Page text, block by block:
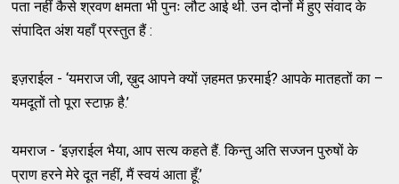
पता नहीं कैसे श्रवण क्षमता भी पुनः लौट आई थी. उन दोनों में हुए संवाद के
संपादित अंश यहाँ प्रस्तुत हैं :
इज़राईल - ‘यमराज जी, ख़ुद आपने क्यों ज़हमत फ़रमाई? आपके मातहतों का –
यमदूतों तो पूरा स्टाफ़ है.’
यमराज - ‘इज़राईल भैया, आप सत्य कहते हैं. किन्तु अति सज्जन पुरुषों के
प्राण हरने मेरे दूत नहीं, मैं स्वयं आता हूँ.’